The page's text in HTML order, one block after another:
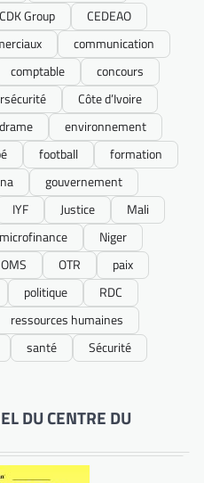
CDK Group
CEDEAO
communication
comptable
concours
Côte d’Ivoire
drame
environnement
football
formation
gouvernement
IYF Justice
Mali
microfinance
Niger
OMS OTR
paix
politique
RDC
ressources humaines
santé
Sécurité
DU CENTRE DU